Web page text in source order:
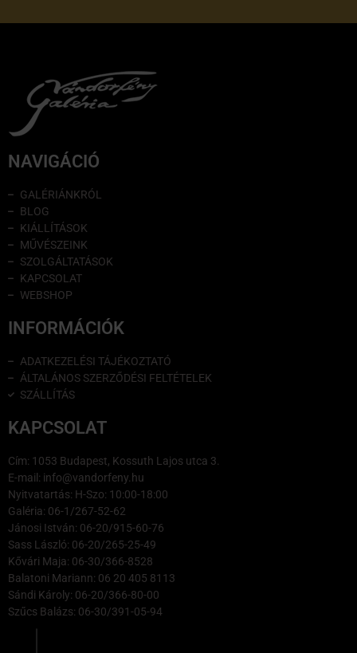
NAVIGÁCIÓ
GALÉRIÁNKRÓL
BLOG
KIÁLLÍTÁSOK
MŰVÉSZEINK
SZOLGÁLTATÁSOK
KAPCSOLAT
WEBSHOP
INFORMÁCIÓK
ADATKEZELÉSI TÁJÉKOZTATÓ
ÁLTALÁNOS SZERZŐDÉSI FELTÉTELEK
SZÁLLÍTÁS
KAPCSOLAT
Cím: 1053 Budapest, Kossuth Lajos utca 3.
E-mail: info@vandorfeny.hu
Nyitvatartás: H-Szo: 10:00-18:00
Galéria: 06-1/267-52-62
Jánosi István: 06-20/915-60-76
Sass László: 06-20/265-25-49
Kővári Maja: 06-30/366-8528
Balatoni Mariann: 06 20 405 8113
Sándi Károly: 06-20/366-80-00
Szűcs Balázs: 06-30/391-05-94